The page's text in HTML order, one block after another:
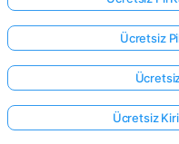
Ücretsiz
Ücretsiz